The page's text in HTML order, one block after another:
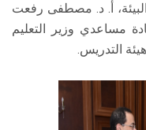
أ. د. مصطفى رفعت
مساعدي وزير التعليم
التدريس.